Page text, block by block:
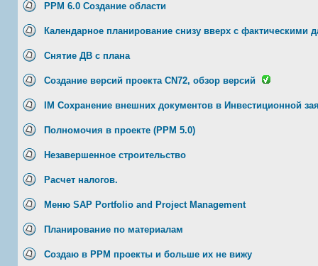
PPM 6.0 Создание области
Календарное планирование снизу вверх с фактическими
Снятие ДВ с плана
Создание версий проекта CN72, обзор версий
IM Сохранение внешних документов в Инвестиционной
Полномочия в проекте (РРМ 5.0)
Незавершенное строительство
Расчет налогов.
Меню SAP Portfolio and Project Management
Планирование по материалам
Создаю в PPM проекты и больше их не вижу